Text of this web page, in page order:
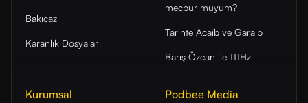
Bakıcaz
Karanlık Dosyalar
mecbur muyum?
Tarihte Acaib ve Garaib
Barış Özcan ile 111Hz
Kurumsal Podbee Media